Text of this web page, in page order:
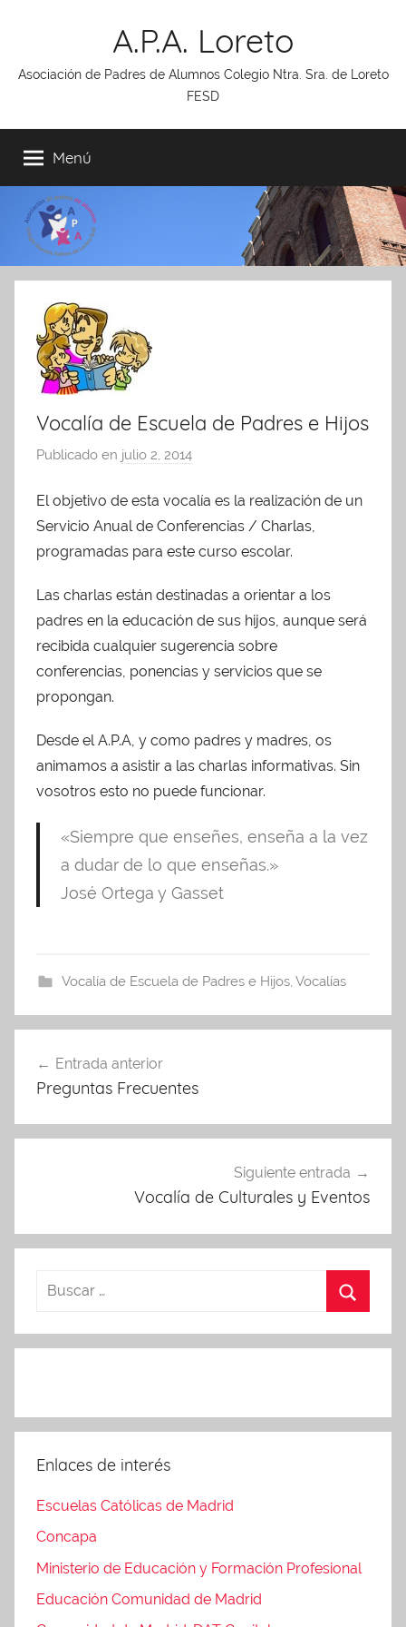
A.P.A. Loreto
Asociación de Padres de Alumnos Colegio Ntra. Sra. de Loreto
FESD
Menú
Vocalía de Escuela de Padres e Hijos
Publicado en julio 2, 2014
r
A
d
i
n
A
P
El objetivo de esta vocalía es la realización de un
Servicio Anual de Conferencias / Charlas,
programadas para este curso escolar.
Las charlas están destinadas a orientar a los
padres en la educación de sus hijos, aunque será
recibida cualquier sugerencia sobre
conferencias, ponencias y servicios que se
propongan.
Desde el A.P.A, y como padres y madres, os
animamos a asistir a las charlas informativas. Sin
vosotros esto no puede funcionar.
«Siempre que enseñes, enseña a la vez
a dudar de lo que enseñas.»
José Ortega y Gasset
Vocalía de Escuela de Padres e Hijos, Vocalías
de
Entrada anterior
Preguntas Frecuentes
Siguiente entrada
Vocalía de Culturales y Eventos
Enlaces de interés
Escuelas Católicas de Madrid
Concapa
Ministerio de Educación y Formación Profesional
Educación Comunidad de Madrid